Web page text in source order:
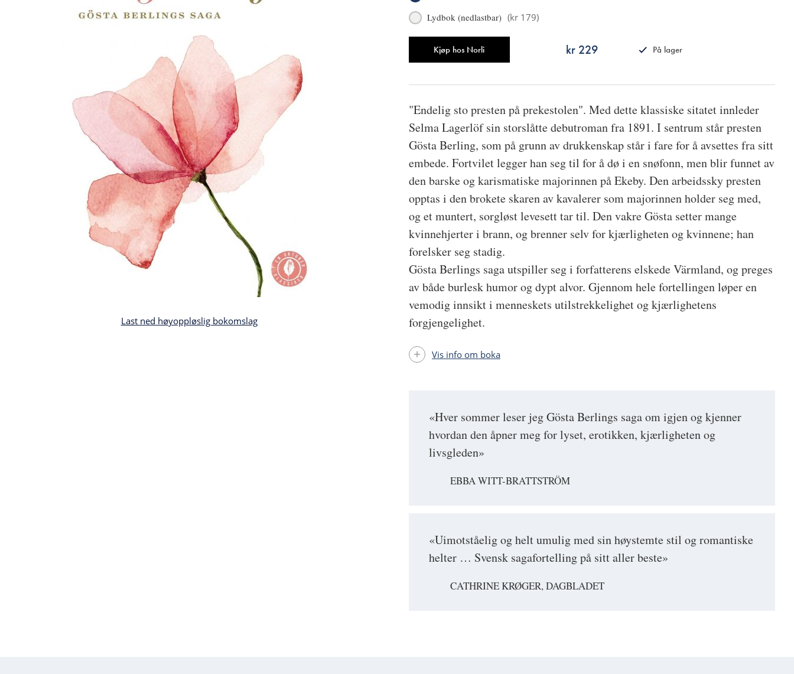
Last ned høyoppløslig bokomslag
Lydbok (nedlastbar) (kr 179)
Kjøp hos Norli kr 229
På lager
«Hver sommer leser jeg Gösta Berlings saga om igjen og kjenner
hvordan den åpner meg for lyset, erotikken, kjærligheten og
livsgleden»
EBBA WITT-BRATTSTRÖM
«Uimotståelig og helt umulig med sin høystemte stil og romantiske
helter … Svensk sagafortelling på sitt aller beste»
CATHRINE KRØGER, DAGBLADET
"Endelig sto presten på prekestolen". Med dette klassiske sitatet innleder
Selma Lagerlöf sin storslåtte debutroman fra 1891. I sentrum står presten
Gösta Berling, som på grunn av drukkenskap står i fare for å avsettes fra sitt
embede. Fortvilet legger han seg til for å dø i en snøfonn, men blir funnet av
den barske og karismatiske majorinnen på Ekeby. Den arbeidssky presten
opptas i den brokete skaren av kavalerer som majorinnen holder seg med,
og et muntert, sorgløst levesett tar til. Den vakre Gösta setter mange
kvinnehjerter i brann, og brenner selv for kjærligheten og kvinnene; han
forelsker seg stadig.
Gösta Berlings saga utspiller seg i forfatterens elskede Värmland, og preges
av både burlesk humor og dypt alvor. Gjennom hele fortellingen løper en
vemodig innsikt i menneskets utilstrekkelighet og kjærlighetens
forgjengelighet.
Vis info om boka